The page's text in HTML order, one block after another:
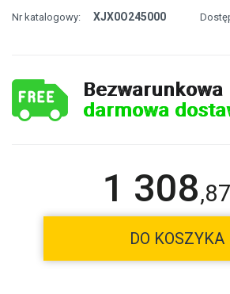
Nr katalogowy: XJX0O245000
Bezwarunkowa
darmowa
1 308,87
DO KOSZYKA